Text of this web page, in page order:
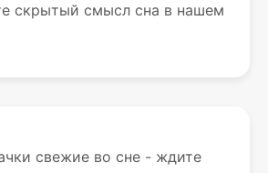
скрытый смысл сна в нашем
свежие во сне - ждите